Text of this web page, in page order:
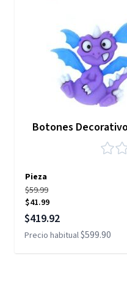
Botones
Pieza
$59.99
$41.99
Precio especial
$419.92
Precio habitual$599.90